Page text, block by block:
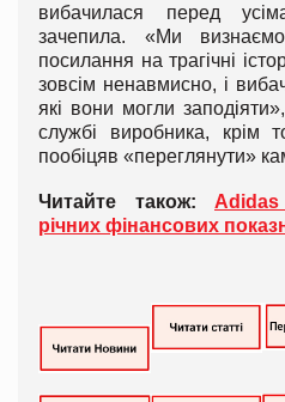
вибачилася перед
зачепила. «Ми
посилання на трагічні
зовсім ненавмисно, і
які вони могли
службі виробника, крім
пообіцяв «переглянути»
Читайте також:
річних фінансових